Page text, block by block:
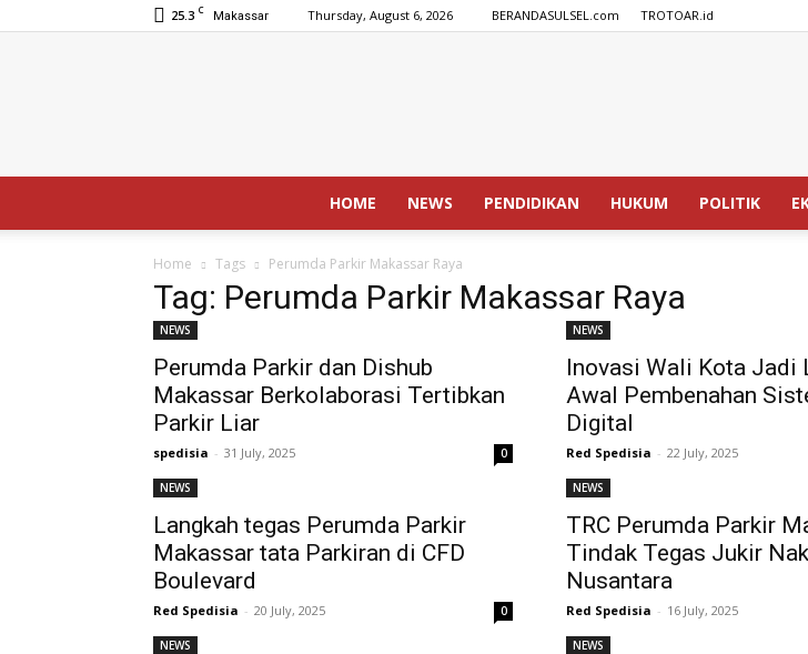
25.3 C Makassar Thursday, August 6, 2026 BERANDASULSEL.com TROTOAR.id
HOME NEWS PENDIDIKAN HUKUM POLITIK
Home Tags Perumda Parkir Makassar Raya
Tag: Perumda Parkir Makassar Raya
NEWS
Perumda Parkir dan Dishub
Makassar Berkolaborasi Tertibkan
Parkir Liar
spedisia - 31 July, 2025 0
NEWS
Inovasi Wali Kota Jadi
Awal Pembenahan
Digital
Red Spedisia - 22 July, 2025
NEWS
Langkah tegas Perumda Parkir
Makassar tata Parkiran di CFD
Boulevard
Red Spedisia - 20 July, 2025 0
NEWS
TRC Perumda Parkir
Tindak Tegas Jukir
Nusantara
Red Spedisia - 16 July, 2025
NEWS NEWS